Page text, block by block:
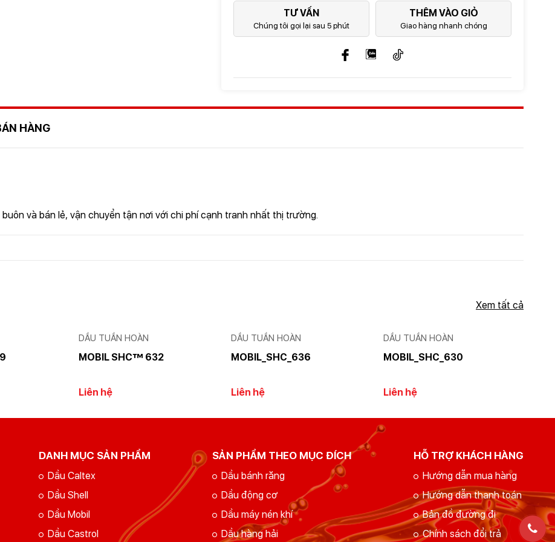
TƯ VẤN
Chúng tôi gọi lại sau 5 phút
THÊM VÀO GIỎ
Giao hàng nhanh chóng
HÀNG
và bán lẻ, vận chuyển tận nơi với chi phí cạnh tranh nhất thị trường.
GỬI THÔNG TIN ĐỂ CHÚNG TÔI TƯ VẤN CHO BẠN
GỬI YÊU CẦU
Xem tất cả
DẦU TUẦN HOÀN
MOBIL SHC™ 632
Liên hệ
DẦU TUẦN HOÀN
MOBIL_SHC_636
Liên hệ
DẦU TUẦN HOÀN
MOBIL_SHC_630
Liên hệ
DANH MỤC SẢN PHẨM
Dầu Caltex
Dầu Shell
Dầu Mobil
Dầu Castrol
SẢN PHẨM THEO MỤC ĐÍCH
Dầu bánh răng
Dầu động cơ
Dầu máy nén khí
Dầu hàng hải
HỖ TRỢ KHÁCH HÀNG
Hướng dẫn mua hàng
Hướng dẫn thanh toán
Bản đồ đường đi
Chính sách đổi trả